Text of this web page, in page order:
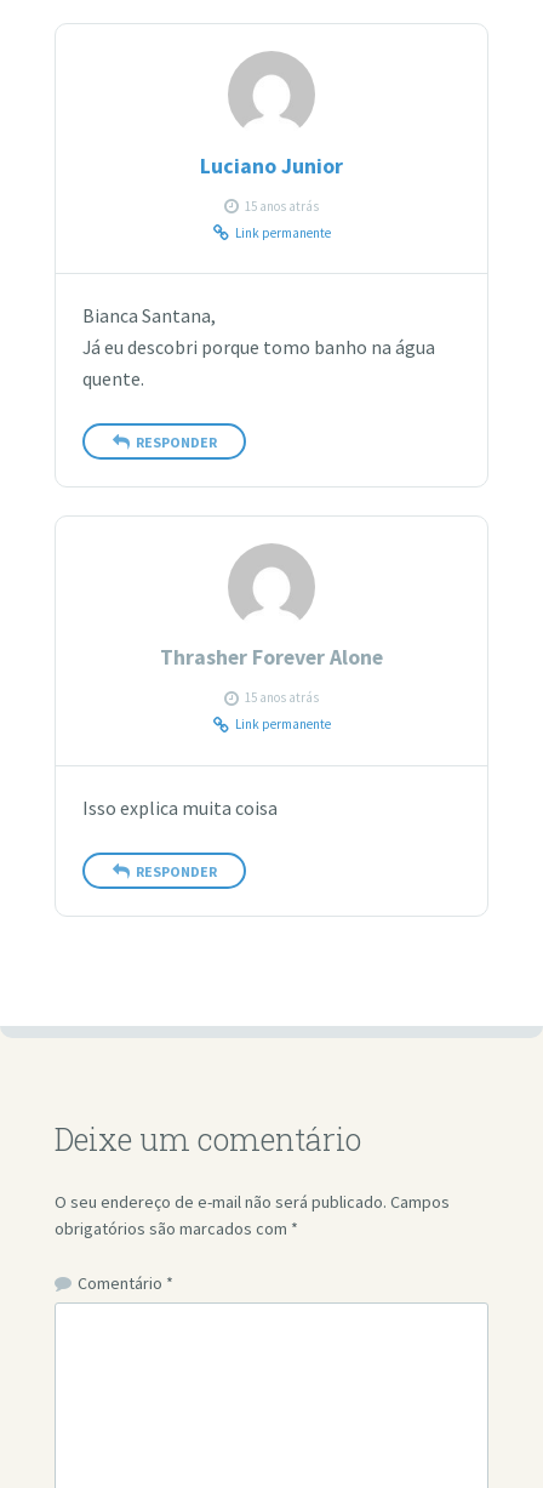
Luciano Junior
15 anos atrás
Link permanente
Bianca Santana,
Já eu descobri porque tomo banho na água
quente.
RESPONDER
Thrasher Forever Alone
15 anos atrás
Link permanente
Isso explica muita coisa
RESPONDER
Deixe um comentário
O seu endereço de e-mail não será publicado. Campos
obrigatórios são marcados com *
Comentário *